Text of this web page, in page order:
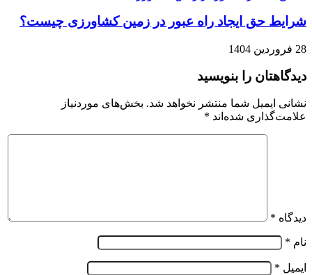
شرایط حق ایجاد راه عبور در زمین کشاورزی چیست؟
28 فروردین 1404
دیدگاهتان را بنویسید
نشانی ایمیل شما منتشر نخواهد شد. بخش‌های موردنیاز
علامت‌گذاری شده‌اند *
دیدگاه *
نام *
ایمیل *